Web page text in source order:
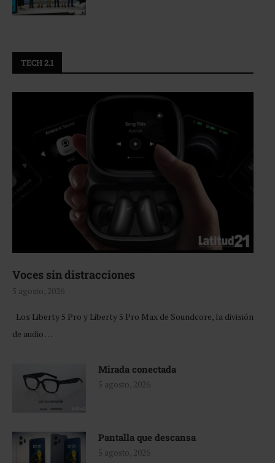
TECH 2.1
Voces sin distracciones
5 agosto, 2026
Los Liberty 5 Pro y Liberty 5 Pro Max de Soundcore, la división
de audio …
Mirada conectada
5 agosto, 2026
Pantalla que descansa
5 agosto, 2026